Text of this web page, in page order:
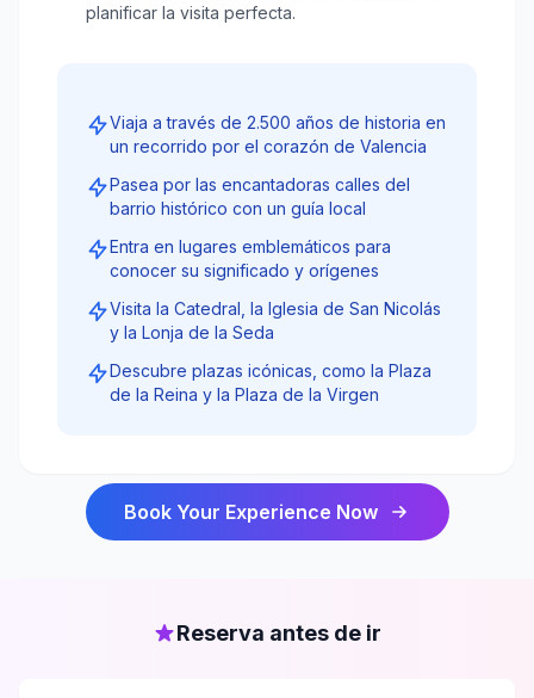
planificar la visita perfecta.
Viaja a través de 2.500 años de historia en
un recorrido por el corazón de Valencia
Pasea por las encantadoras calles del
barrio histórico con un guía local
Entra en lugares emblemáticos para
conocer su significado y orígenes
Visita la Catedral, la Iglesia de San Nicolás
y la Lonja de la Seda
Descubre plazas icónicas, como la Plaza
de la Reina y la Plaza de la Virgen
Book Your Experience Now
Reserva antes de ir